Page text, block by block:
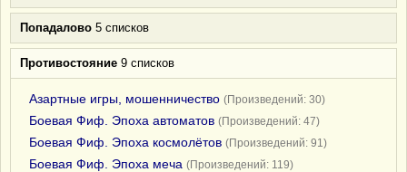
Попадалово 5 списков
Противостояние 9 списков
Азартные игры, мошенничество (Произведений: 30)
Боевая Фиф. Эпоха автоматов (Произведений: 47)
Боевая Фиф. Эпоха космолётов (Произведений: 91)
Боевая Фиф. Эпоха меча (Произведений: 119)